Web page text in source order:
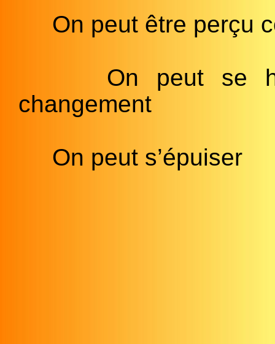
On peut être perçu
On peut se
changement
On peut s’épuiser